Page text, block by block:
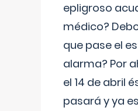
epligroso
médico?
que pase el
alarma? Por
el 14 de abril
pasará y ya